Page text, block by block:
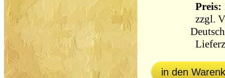
Preis:
zzgl.
in den